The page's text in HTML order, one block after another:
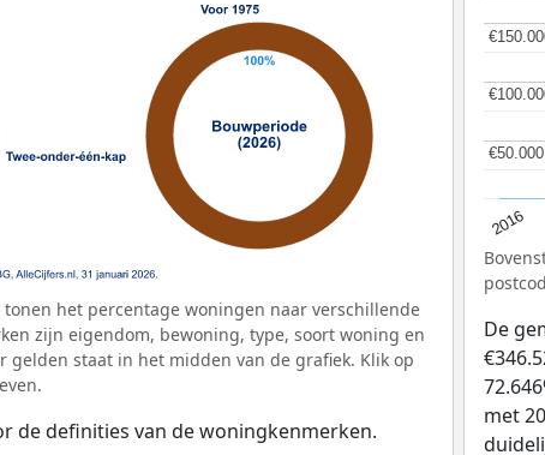
het percentage woningen naar verschillende
zijn eigendom, bewoning, type, soort woning en
gelden staat in het midden van de grafiek. Klik op
de definities van de woningkenmerken.
2016
€50.000
€50.000
De
met